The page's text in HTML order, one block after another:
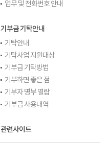
업무 및 전화번호 안내
기부금 기탁안내
기탁안내
기탁사업 지원대상
기부금 기탁방법
기부하면 좋은 점
기부자 명부 열람
기부금 사용내역
관련사이트